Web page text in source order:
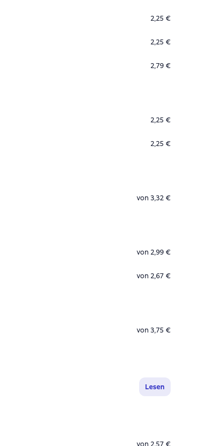
2,25 €
2,25 €
2,79 €
2,25 €
2,25 €
von 3,32 €
von 2,99 €
von 2,67 €
von 3,75 €
Lesen
von 2,57 €